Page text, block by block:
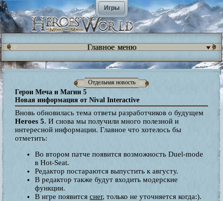
Игры
Главное меню
Отдельная новость
Герои Меча и Магии 5
Новая информация от Nival Interactive
Вновь обновилась тема ответы разработчиков о будущем
Heroes 5. И снова мы получили много полезной и
интересной информации. Главное что хотелось бы
отметить:
Во втором патче появится возможность Duel-mode
в Hot-Seat.
Редактор постараются выпустить к августу.
В редактор также будут входить модерские
функции.
В игре появится снег, только не уточняется когда:).